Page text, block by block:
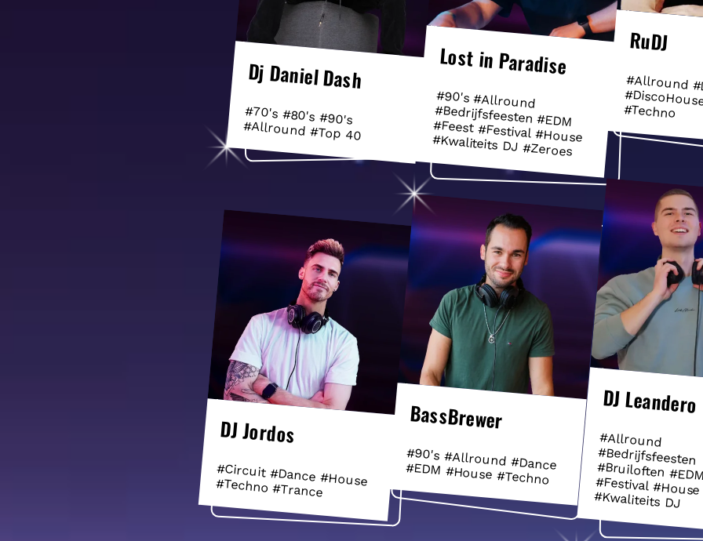
Dj Daniel Dash
#70's #80's #90's
#Allround #Top 40
Lost in Paradise
#90's #Allround
#Bedrijfsfeesten #EDM
#Feest #Festival #House
#Kwaliteits DJ #Zeroes
RuDJ
#Allround
#Techno
DJ Jordos
#Circuit #Dance #House
#Techno #Trance
BassBrewer
#90's #Allround #Dance
#EDM #House #Techno
DJ Leandero
#Allround
#Bedrijfsfeesten
#Bruiloften #EDM #Feest #Festival #House
#Kwaliteits DJ